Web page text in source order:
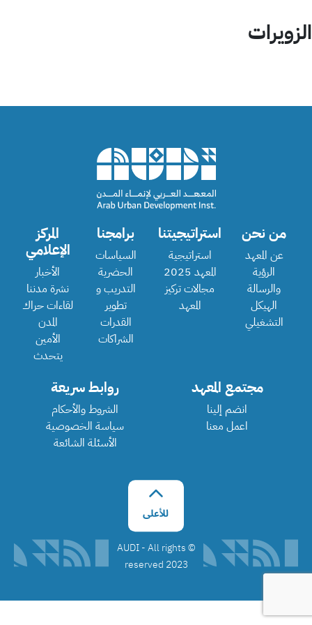
الزويرات‎
من نحن
عن المعهد
الرؤية
والرسالة
الهيكل
التشغيلي
استراتيجيتنا
استراتيجية
المعهد 2025
مجالات تركيز
المعهد
برامجنا
السياسات
الحضرية
التدريب و
تطوير
القدرات
الشراكات
المركز
الإعلامي
الأخبار
نشرة مدننا
لقاءات حراك
المدن
الأمين
يتحدث
مجتمع المعهد
انضم إلينا
اعمل معنا
روابط سريعة
الشروط والأحكام
سياسة الخصوصية
الأسئلة الشائعة
©️ AUDI - All rights
reserved 2023